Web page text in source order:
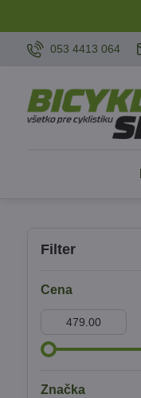
053 4413 064
Filter
Cena
Značka